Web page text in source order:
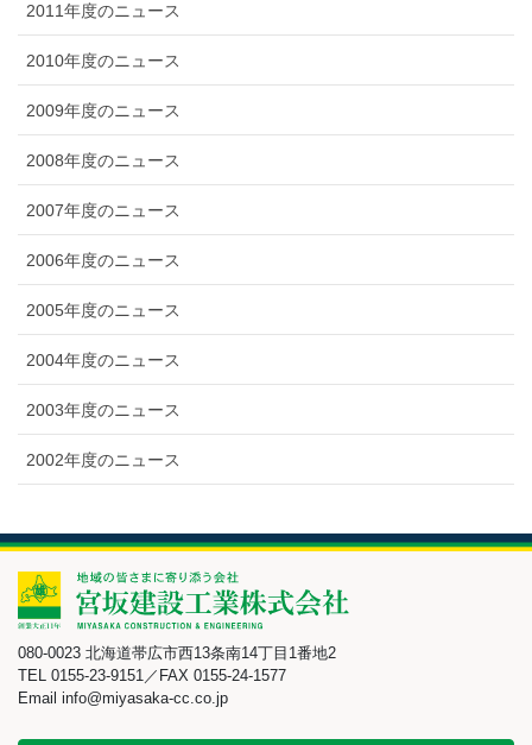
2011年度のニュース
2010年度のニュース
2009年度のニュース
2008年度のニュース
2007年度のニュース
2006年度のニュース
2005年度のニュース
2004年度のニュース
2003年度のニュース
2002年度のニュース
080-0023 北海道帯広市西13条南14丁目1番地2
TEL 0155-23-9151／FAX 0155-24-1577
Email info@miyasaka-cc.co.jp